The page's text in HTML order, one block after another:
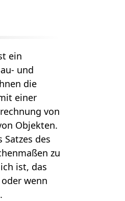
ein
und
die
einer
von
Objekten.
des
zu
ist, das
wenn